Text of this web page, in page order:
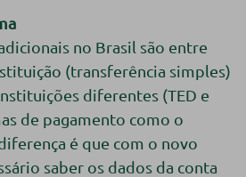
no Brasil são entre
(transferência simples)
diferentes (TED e
de pagamento como o
é que com o novo
saber os dados da conta